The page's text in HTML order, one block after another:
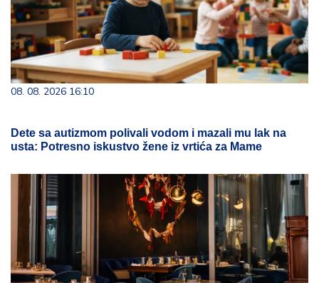
08. 08. 2026 16:10
Dete sa autizmom polivali vodom i mazali mu lak na
usta: Potresno iskustvo žene iz vrtića za Mame